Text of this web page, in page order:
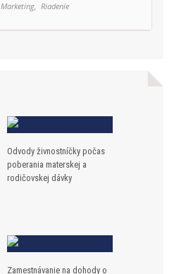
Marketing, Riadenie
Odvody živnostníčky počas
poberania materskej a
rodičovskej dávky
Zamestnávanie na dohody o